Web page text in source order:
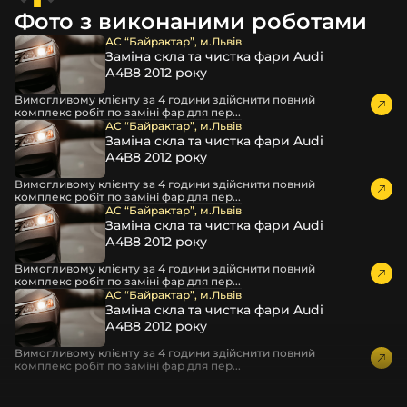
дбайливо запаковують спочатку у декілька шарів
захисної стрейч-плівки, потім у додаткову плівку з
повітрям – і все це повноцінно захищає скло фари під
час перевезення та цілком прибирає вірогідність
пошкодження товару внаслідок механічних впливів під
час транспортування поштою.
Детальніше про доставку…
Комплектація товару виробника та зовнішній вигляд
товару можуть відрізнятися від фотографій,
представлених на сайті.
Якщо ви шукаєте такі послуги, як заміна скла фари,
розпакування та перепакування фар, відновлення та
ремонт фар, заміна лінз Xenon LED BI-LED, ремонт скла,
корпусу та кріплення фари, налаштування світла,
коригування, діагностика та полірування фари, наші
партнерські сервіси готові надати допомогу по всій
Україні.
Ми опанували мистецтво автосвітла, і це підтвердять
тисячі задоволених клієнтів. Розмаїття вибору, постійна
Фото з виконаними роботами
АС “Байрактар”, м.Львів
Заміна скла та чистка фари Audi
А4В8 2012 року
Вимогливому клієнту за 4 години здійснити повний
комплекс робіт по заміні фар для пер...
АС “Байрактар”, м.Львів
Заміна скла та чистка фари Audi
А4В8 2012 року
Вимогливому клієнту за 4 години здійснити повний
комплекс робіт по заміні фар для пер...
АС “Байрактар”, м.Львів
Заміна скла та чистка фари Audi
А4В8 2012 року
Вимогливому клієнту за 4 години здійснити повний
комплекс робіт по заміні фар для пер...
АС “Байрактар”, м.Львів
Заміна скла та чистка фари Audi
А4В8 2012 року
Вимогливому клієнту за 4 години здійснити повний
комплекс робіт по заміні фар для пер...